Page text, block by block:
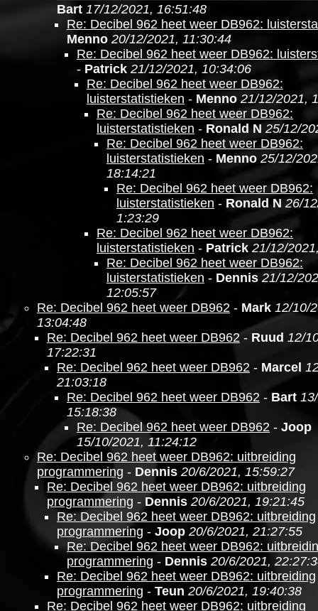
Bart 17/12/2021, 16:51:48
Re: Decibel 962 heet weer DB962:
Menno 20/12/2021, 11:30:44
Re: Decibel 962 heet weer DB962:
- Patrick 21/12/2021, 10:34:06
Re: Decibel 962 heet weer DB962:
luisterstatistieken - Menno 21/12/2021,
Re: Decibel 962 heet weer DB962:
luisterstatistieken - Ronald N 25/12/
Re: Decibel 962 heet weer DB962:
luisterstatistieken - Menno 25/12/
18:14:21
Re: Decibel 962 heet weer DB962:
luisterstatistieken - Ronald N 26/
1:23:29
Re: Decibel 962 heet weer DB962:
luisterstatistieken - Patrick 21/12/
Re: Decibel 962 heet weer DB962:
luisterstatistieken - Dennis 21/12/
12:05:57
Re: Decibel 962 heet weer DB962 - Mark 12/10/
13:04:48
Re: Decibel 962 heet weer DB962 - Ruud 12/
17:22:31
Re: Decibel 962 heet weer DB962 - Marcel
21:03:18
Re: Decibel 962 heet weer DB962 - Bart
15:18:38
Re: Decibel 962 heet weer DB962 - Joop
15/10/2021, 11:24:12
Re: Decibel 962 heet weer DB962: uitbreiding
programmering - Dennis 20/6/2021, 15:59:27
Re: Decibel 962 heet weer DB962: uitbreiding
programmering - Dennis 20/6/2021, 19:21:45
Re: Decibel 962 heet weer DB962: uitbreiding
programmering - Joop 20/6/2021, 21:27:55
Re: Decibel 962 heet weer DB962:
programmering - Dennis 20/6/2021,
Re: Decibel 962 heet weer DB962: uitbreiding
programmering - Teun 20/6/2021, 19:40:38
Re: Decibel 962 heet weer DB962: uitbreiding